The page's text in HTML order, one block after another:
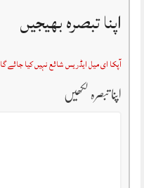
اپنا تبصرہ بھیجیں
آپکا ای میل ایڈریس شائع نہیں کیا جائے گا
اپنا تبصرہ لکھیں